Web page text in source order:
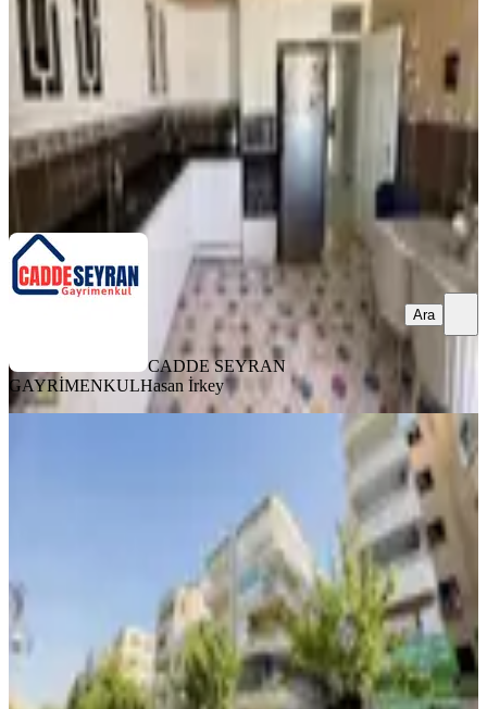
· 07.08.2026
CADDE SEYRAN GAYRİMENKUL Hasan İrkey
CADDE SEYRAN
GAYRİMENKULHasan İrkey
Ara
Hayat Emlak'tan Yenişehir Caddesi
Üzeri 2+1 Temiz Bakımlı Daire
Haliliye, Hamidiye Mahallesi
130 m²· 4. Kat· 06.08.2026
1.700.000 ₺
HAYAT EMLAK GAYRİMENKULMEHMET KARAKAŞ